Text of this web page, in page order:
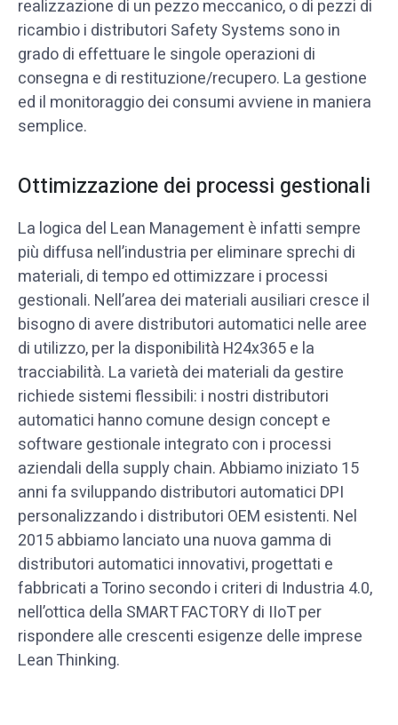
realizzazione di un pezzo meccanico, o di pezzi di
ricambio i distributori Safety Systems sono in
grado di effettuare le singole operazioni di
consegna e di restituzione/recupero. La gestione
ed il monitoraggio dei consumi avviene in maniera
semplice.
Ottimizzazione dei processi gestionali
La logica del Lean Management è infatti sempre
più diffusa nell’industria per eliminare sprechi di
materiali, di tempo ed ottimizzare i processi
gestionali. Nell’area dei materiali ausiliari cresce il
bisogno di avere distributori automatici nelle aree
di utilizzo, per la disponibilità H24x365 e la
tracciabilità. La varietà dei materiali da gestire
richiede sistemi flessibili: i nostri distributori
automatici hanno comune design concept e
software gestionale integrato con i processi
aziendali della supply chain. Abbiamo iniziato 15
anni fa sviluppando distributori automatici DPI
personalizzando i distributori OEM esistenti. Nel
2015 abbiamo lanciato una nuova gamma di
distributori automatici innovativi, progettati e
fabbricati a Torino secondo i criteri di Industria 4.0,
nell’ottica della SMART FACTORY di IIoT per
rispondere alle crescenti esigenze delle imprese
Lean Thinking.